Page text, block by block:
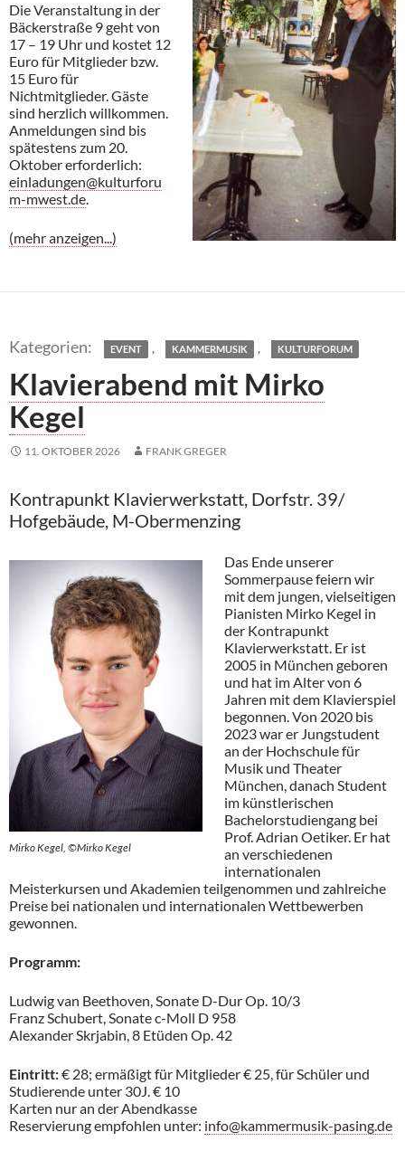
Die Veranstaltung in der
Bäckerstraße 9 geht von
17 – 19 Uhr und kostet 12
Euro für Mitglieder bzw.
15 Euro für
Nichtmitglieder. Gäste
sind herzlich willkommen.
Anmeldungen sind bis
spätestens zum 20.
Oktober erforderlich:
einladungen@kulturforu
m-mwest.de.
(mehr anzeigen...)
EVENT , KAMMERMUSIK , KULTURFORUM
Klavierabend mit Mirko
Kegel
11. OKTOBER 2026 FRANK GREGER
Kontrapunkt Klavierwerkstatt, Dorfstr. 39/
Hofgebäude, M-Obermenzing
Mirko Kegel, ©Mirko Kegel
Das Ende unserer
Sommerpause feiern wir
mit dem jungen, vielseitigen
Pianisten Mirko Kegel in
der Kontrapunkt
Klavierwerkstatt. Er ist
2005 in München geboren
und hat im Alter von 6
Jahren mit dem Klavierspiel
begonnen. Von 2020 bis
2023 war er Jungstudent
an der Hochschule für
Musik und Theater
München, danach Student
im künstlerischen
Bachelorstudiengang bei
Prof. Adrian Oetiker. Er hat
an verschiedenen
internationalen
Meisterkursen und Akademien teilgenommen und zahlreiche
Preise bei nationalen und internationalen Wettbewerben
gewonnen.
Programm:
Ludwig van Beethoven, Sonate D-Dur Op. 10/3
Franz Schubert, Sonate c-Moll D 958
Alexander Skrjabin, 8 Etüden Op. 42
Eintritt:€ 28; ermäßigt für Mitglieder € 25, für Schüler und
Studierende unter 30J. € 10
Karten nur an der Abendkasse
Reservierung empfohlen unter: info@kammermusik-pasing.de